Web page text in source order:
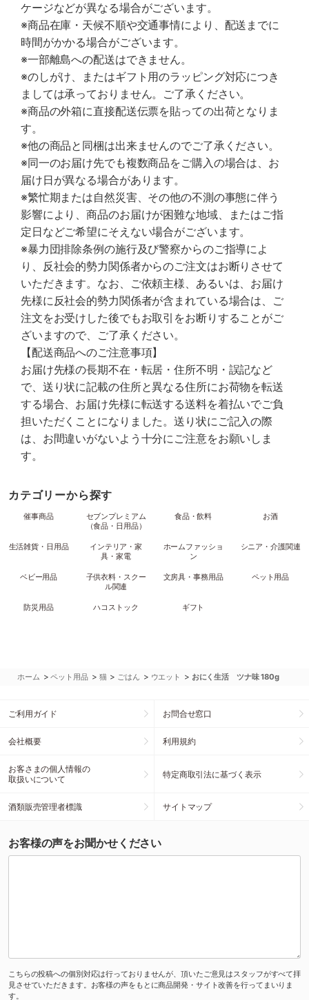
ケージなどが異なる場合がございます。
※商品在庫・天候不順や交通事情により、配送までに
時間がかかる場合がございます。
※一部離島への配送はできません。
※のしがけ、またはギフト用のラッピング対応につき
ましては承っておりません。ご了承ください。
※商品の外箱に直接配送伝票を貼っての出荷となりま
す。
※他の商品と同梱は出来ませんのでご了承ください。
※同一のお届け先でも複数商品をご購入の場合は、お
届け日が異なる場合があります。
※繁忙期または自然災害、その他の不測の事態に伴う
影響により、商品のお届けが困難な地域、またはご指
定日などご希望にそえない場合がございます。
※暴力団排除条例の施行及び警察からのご指導によ
り、反社会的勢力関係者からのご注文はお断りさせて
いただきます。なお、ご依頼主様、あるいは、お届け
先様に反社会的勢力関係者が含まれている場合は、ご
注文をお受けした後でもお取引をお断りすることがご
ざいますので、ご了承ください。
【配送商品へのご注意事項】
お届け先様の長期不在・転居・住所不明・誤記など
で、送り状に記載の住所と異なる住所にお荷物を転送
する場合、お届け先様に転送する送料を着払いでご負
担いただくことになりました。送り状にご記入の際
は、お間違いがないよう十分にご注意をお願いしま
す。
カテゴリーから探す
催事商品
セブンプレミアム
（食品・日用品）
食品・飲料 お酒
生活雑貨・日用品
インテリア・家
具・家電
ホームファッショ
ン
シニア・介護関連
ベビー用品
子供衣料・スクー
ル関連
文房具・事務用品 ペット用品
防災用品 ハコストック ギフト
ホーム >ペット用品 > 猫 > ごはん > ウエット > おにく生活 ツナ味 180g
ご利用ガイド お問合せ窓口
会社概要 利用規約
お客さまの個人情報の
取扱いについて
特定商取引法に基づく表示
酒類販売管理者標識 サイトマップ
お客様の声をお聞かせください
こちらの投稿への個別対応は行っておりませんが、頂いたご意見はスタッフがすべて拝
見させていただきます。お客様の声をもとに商品開発・サイト改善を行ってまいりま
す。